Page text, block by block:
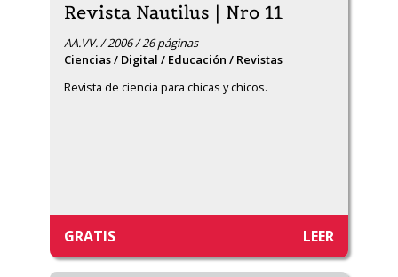
Revista Nautilus | Nro 11
AA.VV. / 2006 / 26 páginas
Ciencias / Digital / Educación / Revistas
Revista de ciencia para chicas y chicos.
GRATIS LEER